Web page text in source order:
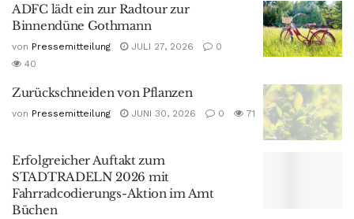
ADFC lädt ein zur Radtour zur
Binnendüne Gothmann
von Pressemitteilung JULI 27, 2026
0
40
Zurückschneiden von Pflanzen
von Pressemitteilung JUNI 30, 2026 0 71
Erfolgreicher Auftakt zum
STADTRADELN 2026 mit
Fahrradcodierungs-Aktion im Amt
Büchen